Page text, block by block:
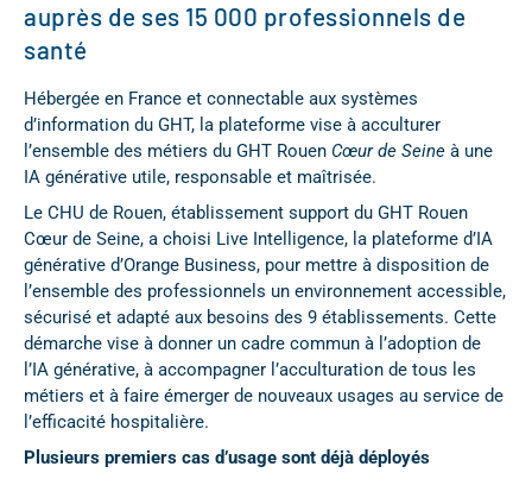
auprès de ses 15 000 professionnels de
santé
Hébergée en France et connectable aux systèmes
d’information du GHT, la plateforme vise à acculturer
l’ensemble des métiers du GHT Rouen Cœur de Seine à une
IA générative utile, responsable et maîtrisée.
Le CHU de Rouen, établissement support du GHT Rouen
Cœur de Seine, a choisi Live Intelligence, la plateforme d’IA
générative d’Orange Business, pour mettre à disposition de
l’ensemble des professionnels un environnement accessible,
sécurisé et adapté aux besoins des 9 établissements. Cette
démarche vise à donner un cadre commun à l’adoption de
l’IA générative, à accompagner l’acculturation de tous les
métiers et à faire émerger de nouveaux usages au service de
l’efficacité hospitalière.
Plusieurs premiers cas d’usage sont déjà déployés